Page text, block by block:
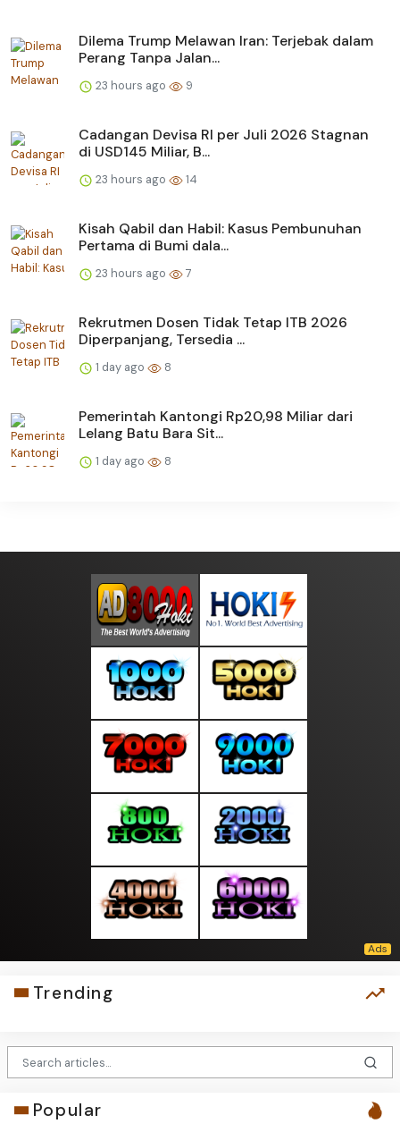
Dilema Trump Melawan Iran: Terjebak dalam
Perang Tanpa Jalan...
23 hours ago 9
Cadangan Devisa RI per Juli 2026 Stagnan
di USD145 Miliar, B...
23 hours ago 14
Kisah Qabil dan Habil: Kasus Pembunuhan
Pertama di Bumi dala...
23 hours ago 7
Rekrutmen Dosen Tidak Tetap ITB 2026
Diperpanjang, Tersedia ...
1 day ago 8
Pemerintah Kantongi Rp20,98 Miliar dari
Lelang Batu Bara Sit...
1 day ago 8
Trending
Popular